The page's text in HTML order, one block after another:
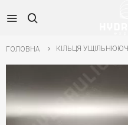
ГОЛОВНА КІЛЬЦЯ УЩІЛЬНЮЮЧІ